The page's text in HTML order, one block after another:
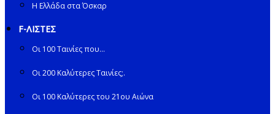
Η Ελλάδα στα Όσκαρ
F-ΛΙΣΤΕΣ
Οι 100 Ταινίες που…
Οι 200 Καλύτερες Ταινίες;.
Οι 100 Καλύτερες του 21ου Αιώνα